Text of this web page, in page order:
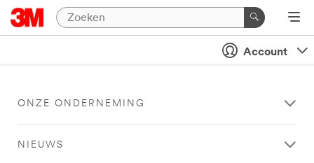
Account
ONZE ONDERNEMING
NIEUWS